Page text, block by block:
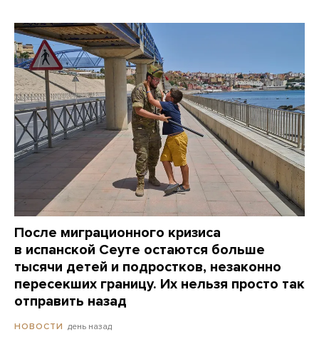
После миграционного кризиса
в испанской Сеуте остаются больше
тысячи детей и подростков, незаконно
пересекших границу. Их нельзя просто так
отправить назад
НОВОСТИ день назад